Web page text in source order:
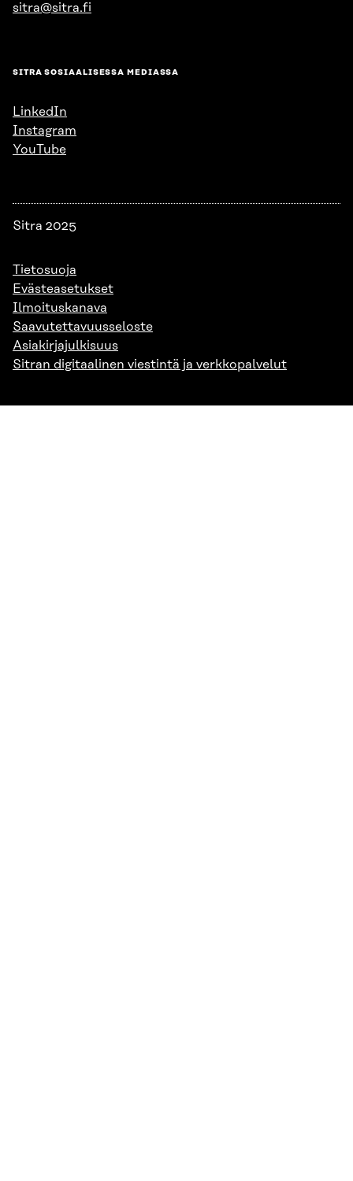
sitra@sitra.fi
SITRA SOSIAALISESSA MEDIASSA
LinkedIn
Instagram
YouTube
Sitra 2025
Tietosuoja
Evästeasetukset
Ilmoituskanava
Saavutettavuusseloste
Asiakirjajulkisuus
Sitran digitaalinen viestintä ja verkkopalvelut